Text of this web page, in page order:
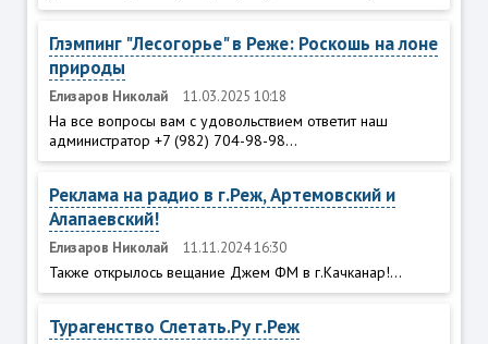
Глэмпинг "Лесогорье" в Реже: Роскошь на лоне
природы
Елизаров Николай 11.03.2025 10:18
На все вопросы вам с удовольствием ответит наш
администратор +7 (982) 704-98-98...
Реклама на радио в г.Реж, Артемовский и
Алапаевский!
Елизаров Николай 11.11.2024 16:30
Также открылось вещание Джем ФМ в г.Качканар!...
Турагенство Слетать.Ру г.Реж